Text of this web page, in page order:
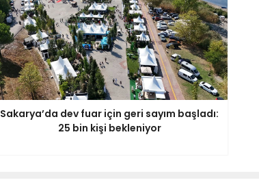
Sakarya’da dev fuar için geri sayım başladı:
25 bin kişi bekleniyor